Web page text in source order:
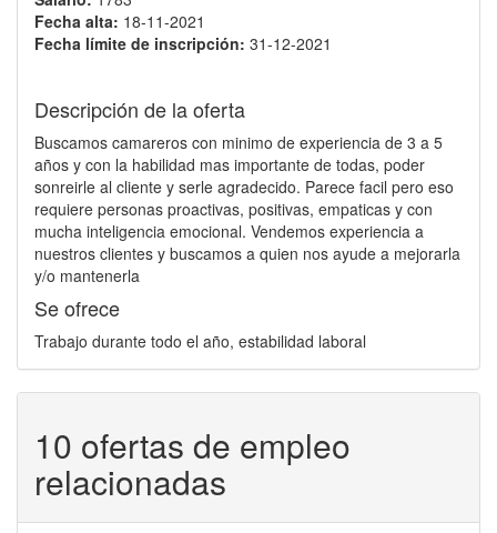
Fecha alta: 18-11-2021
Fecha límite de inscripción: 31-12-2021
Descripción de la oferta
Buscamos camareros con minimo de experiencia de 3 a 5
años y con la habilidad mas importante de todas, poder
sonreirle al cliente y serle agradecido. Parece facil pero eso
requiere personas proactivas, positivas, empaticas y con
mucha inteligencia emocional. Vendemos experiencia a
nuestros clientes y buscamos a quien nos ayude a mejorarla
y/o mantenerla
Se ofrece
Trabajo durante todo el año, estabilidad laboral
10 ofertas de empleo
relacionadas